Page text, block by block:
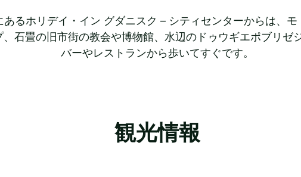
るホリデイ・イン グダニスク – シティセンターからは、
石畳の旧市街の教会や博物館、水辺のドゥウギエポブリゼ
バーやレストランから歩いてすぐです。
観光情報